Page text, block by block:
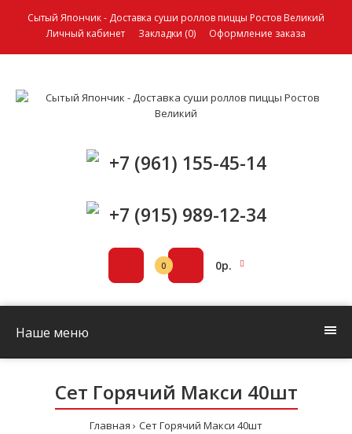
Сытый Япончик - Доставка суши роллов пиццы Ростов Великий
Личный кабинет
Закладки (0) Оформление заказа
+7 (961) 155-45-14
+7 (915) 989-12-34
0 0р.
Наше меню
Сет Горячий Макси 40шт
Главная Сет Горячий Макси 40шт